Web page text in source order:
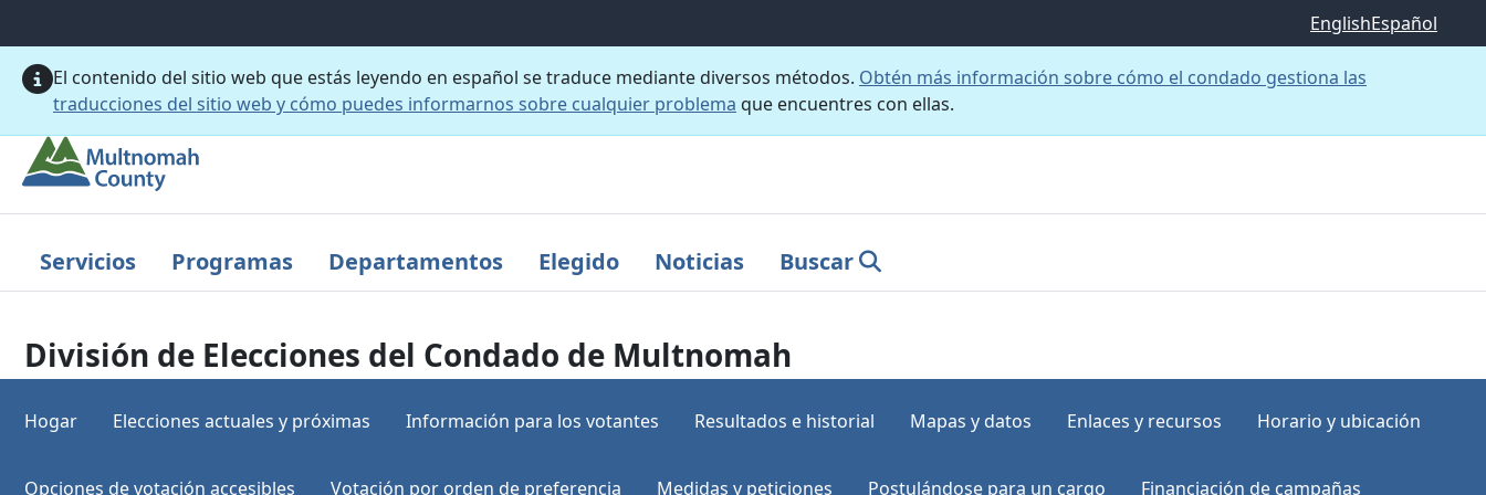
EnglishEspañol
El contenido del sitio web que estás leyendo en español se traduce mediante diversos métodos. Obtén más información sobre cómo el condado gestiona las
traducciones del sitio web y cómo puedes informarnos sobre cualquier problema que encuentres con ellas.
Servicios Programas Departamentos Elegido Noticias Buscar
División de Elecciones del Condado de Multnomah
Hogar Elecciones actuales y próximas Información para los votantes Resultados e historial Mapas y datos Enlaces y recursos Horario y ubicación
Opciones de votación accesibles Votación por orden de preferencia Medidas y peticiones Postulándose para un cargo Financiación de campañas